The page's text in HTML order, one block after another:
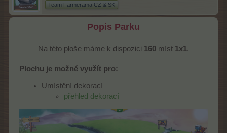
Team Farmerama CZ & SK
Popis Parku
Na této ploše máme k dispozici 160 míst 1x1.​
Plochu je možné využít pro:
Umístění dekorací
přehled dekorací